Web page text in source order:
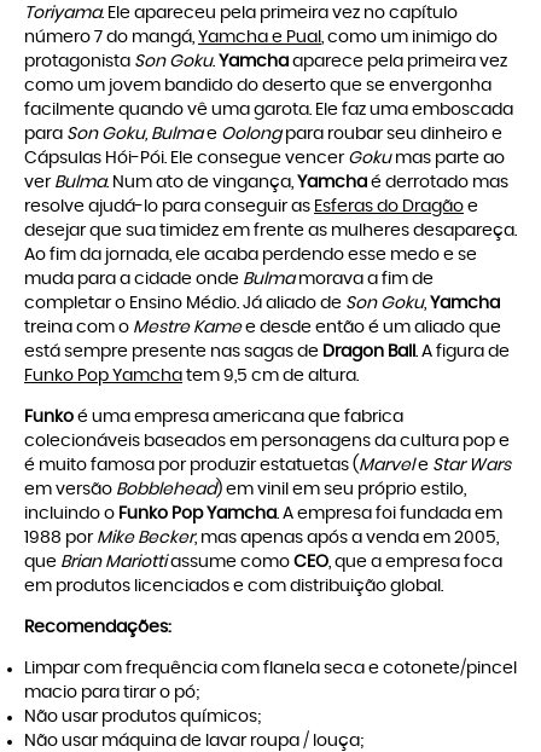
Toriyama. Ele apareceu pela primeira vez no capítulo
número 7 do mangá, Yamcha e Pual , como um inimigo do
protagonista Son Goku. Yamcha aparece pela primeira vez
como um jovem bandido do deserto que se envergonha
facilmente quando vê uma garota. Ele faz uma emboscada
para Son Goku, Bulmae Oolongpara roubar seu dinheiro e
Cápsulas Hói-Pói. Ele consegue vencer Goku mas parte ao
ver Bulma. Num ato de vingança, Yamcha é derrotado mas
resolve ajudá-lo para conseguir as Esferas do Dragão e
desejar que sua timidez em frente as mulheres desapareça.
Ao fim da jornada, ele acaba perdendo esse medo e se
muda para a cidade onde Bulmamorava a fim de
completar o Ensino Médio. Já aliado de Son Goku, Yamcha
treina com o Mestre Kamee desde então é um aliado que
está sempre presente nas sagas de Dragon Ball . A figura de
Funko Pop Yamcha tem 9,5 cm de altura.
Funko é uma empresa americana que fabrica
colecionáveis baseados em personagens da cultura pop e
é muito famosa por produzir estatuetas (Marvele Star Wars
em versão Bobblehead) em vinil em seu próprio estilo,
incluindo o Funko Pop Yamcha. A empresa foi fundada em
1988 por Mike Becker, mas apenas após a venda em 2005,
que Brian Mariottiassume como CEO, que a empresa foca
em produtos licenciados e com distribuição global.
Recomendações:
Limpar com frequência com flanela seca e cotonete/pincel
macio para tirar o pó;
Não usar produtos químicos;
Não usar máquina de lavar roupa / louça;